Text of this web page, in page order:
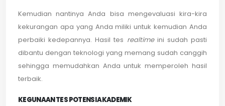
Kemudian nantinya Anda bisa mengevaluasi kira-kira
kekurangan apa yang Anda miliki untuk kemudian Anda
perbaiki kedepannya. Hasil tes realtime ini sudah pasti
dibantu dengan teknologi yang memang sudah canggih
sehingga memudahkan Anda untuk memperoleh hasil
terbaik.
KEGUNAAN TES POTENSI AKADEMIK